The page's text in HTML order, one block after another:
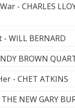
- CHARLES
WILL BERNARD
BROWN
- CHET ATKINS
NEW GARY